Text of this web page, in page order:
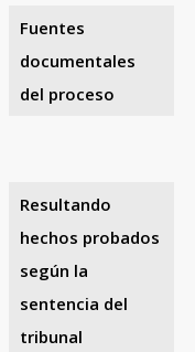
Fuentes
documentales
del proceso
Resultando
hechos probados
según la
sentencia del
tribunal